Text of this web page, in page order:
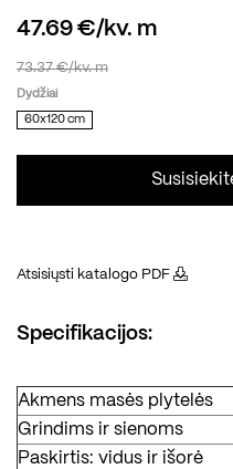
Dydžiai
60x120 cm
47.69 €/kv. m
73.37 €/kv. m
Atsisiųsti katalogo PDF
Specifikacijos:
Akmens masės plytelės
Grindims ir sienoms
Paskirtis: vidus ir išorė